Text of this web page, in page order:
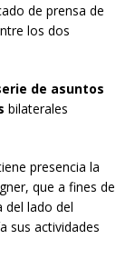
de prensa de
los dos
de asuntos
bilaterales
presencia la
que a fines de
del lado del
sus actividades